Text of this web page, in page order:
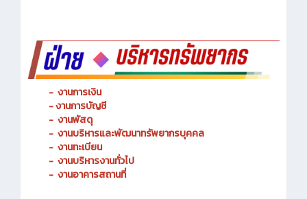
- งานการเงิน
-งานการบัญชี
- งานพัสดุ
- งานบริหารและพัฒนาทรัพยากรบุคคล
- งานทะเบียน
- งานบริหารงานทั่วไป
- งานอาคารสถานที่